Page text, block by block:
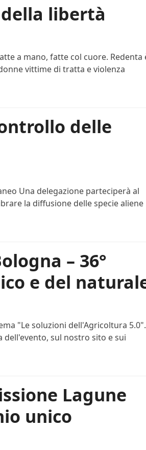
della libertà
a mano, fatte col cuore. Redenta
vittime di tratta e violenza
delle
Una delegazione parteciperà al
la diffusione delle specie aliene
– 36°
e del
"Le soluzioni dell'Agricoltura
sul nostro sito e sui
Lagune
unico